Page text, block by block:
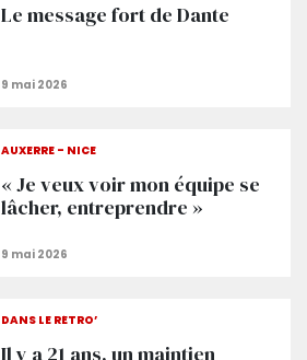
Le message fort de Dante
AUXERRE - NICE
« Je veux voir mon équipe se
lâcher, entreprendre »
DANS LE RÉTRO’
Il y a 21 ans, un maintien